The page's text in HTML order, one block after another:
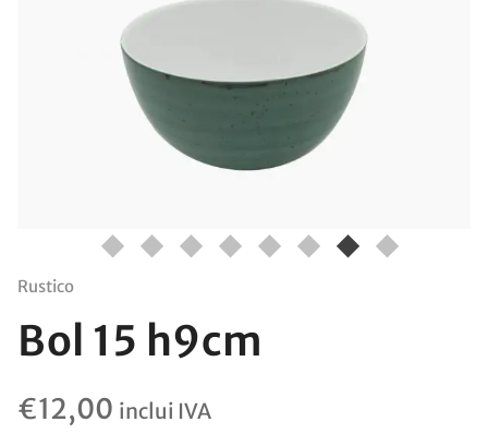
Rustico
Bol 15 h9cm
€12,00 inclui IVA